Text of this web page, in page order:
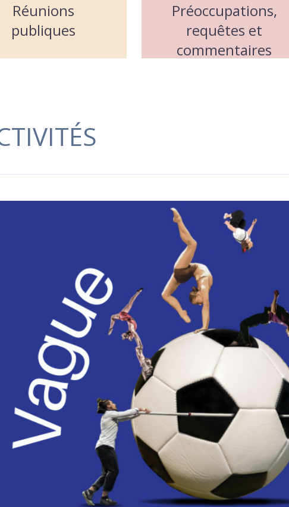
Réunions
publiques
Préoccupations,
requêtes et
commentaires